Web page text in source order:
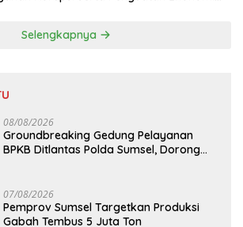
Selengkapnya
08/08/2026
Groundbreaking Gedung Pelayanan
BPKB Ditlantas Polda Sumsel, Dorong
07/08/2026
Pemprov Sumsel Targetkan Produksi
Gabah Tembus 5 Juta Ton